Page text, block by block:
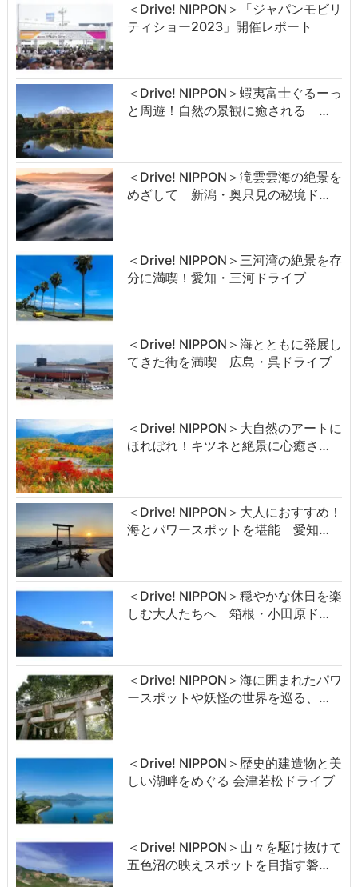
＜Drive! NIPPON＞「ジャパンモビリ
ティショー2023」開催レポート
＜Drive! NIPPON＞蝦夷富士ぐるーっ
と周遊！自然の景観に癒される …
＜Drive! NIPPON＞滝雲雲海の絶景を
めざして 新潟・奥只見の秘境ド…
＜Drive! NIPPON＞三河湾の絶景を存
分に満喫！愛知・三河ドライブ
＜Drive! NIPPON＞海とともに発展し
てきた街を満喫 広島・呉ドライブ
＜Drive! NIPPON＞大自然のアートに
ほれぼれ！キツネと絶景に心癒さ…
＜Drive! NIPPON＞大人におすすめ！
海とパワースポットを堪能 愛知…
＜Drive! NIPPON＞穏やかな休日を楽
しむ大人たちへ 箱根・小田原ド…
＜Drive! NIPPON＞海に囲まれたパワ
ースポットや妖怪の世界を巡る、…
＜Drive! NIPPON＞歴史的建造物と美
しい湖畔をめぐる 会津若松ドライブ
＜Drive! NIPPON＞山々を駆け抜けて
五色沼の映えスポットを目指す磐…